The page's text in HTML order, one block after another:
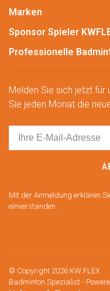
Marken
Sponsor Spieler
Professionelle
Melden Sie sich jetzt für
Sie jeden Monat die
Mit der Anmeldung erklären
einverstanden.
© Copyright 2026 KW FLEX
Badminton Spezialist -